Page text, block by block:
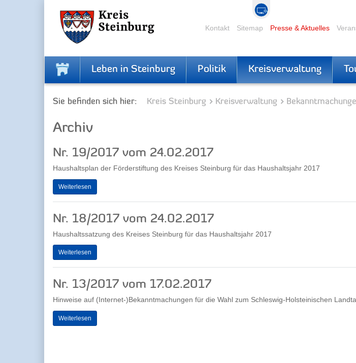
Kontakt Sitemap Presse & Aktuelles
Leben in Steinburg Politik Kreisverwaltung
Sie befinden sich hier: Kreis Steinburg Kreisverwaltung
Archiv
Nr. 19/2017 vom 24.02.2017
Haushaltsplan der Förderstiftung des Kreises Steinburg für das Haushaltsjahr 2017
Weiterlesen
Nr. 18/2017 vom 24.02.2017
Haushaltssatzung des Kreises Steinburg für das Haushaltsjahr 2017
Weiterlesen
Nr. 13/2017 vom 17.02.2017
Hinweise auf (Internet-)Bekanntmachungen für die Wahl zum Schleswig-Holsteinischen
Weiterlesen